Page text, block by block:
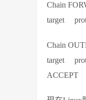
Chain
target
Chain
target